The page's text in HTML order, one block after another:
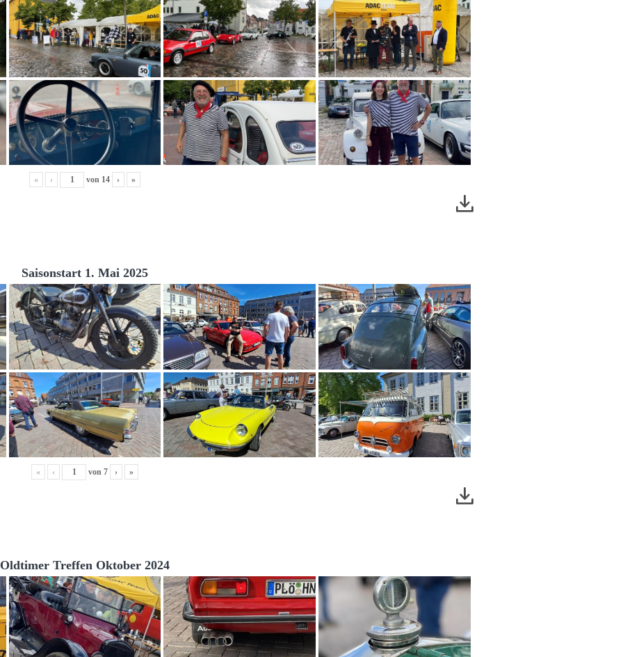
« ‹ von 14 › »
Saisonstart 1. Mai 2025
« ‹ von 7 › »
Oldtimer Treffen Oktober 2024